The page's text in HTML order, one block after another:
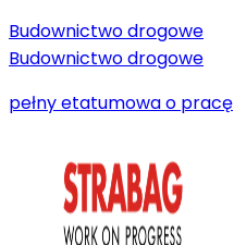
Budownictwo drogowe
Budownictwo drogowe
pełny etatumowa o pracę